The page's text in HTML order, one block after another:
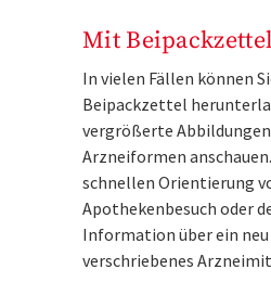
Mit
In vielen Fällen können
Beipackzettel
vergrößerte
Arzneiformen
schnellen Orientierung
Apothekenbesuch oder
Information über ein
verschriebenes